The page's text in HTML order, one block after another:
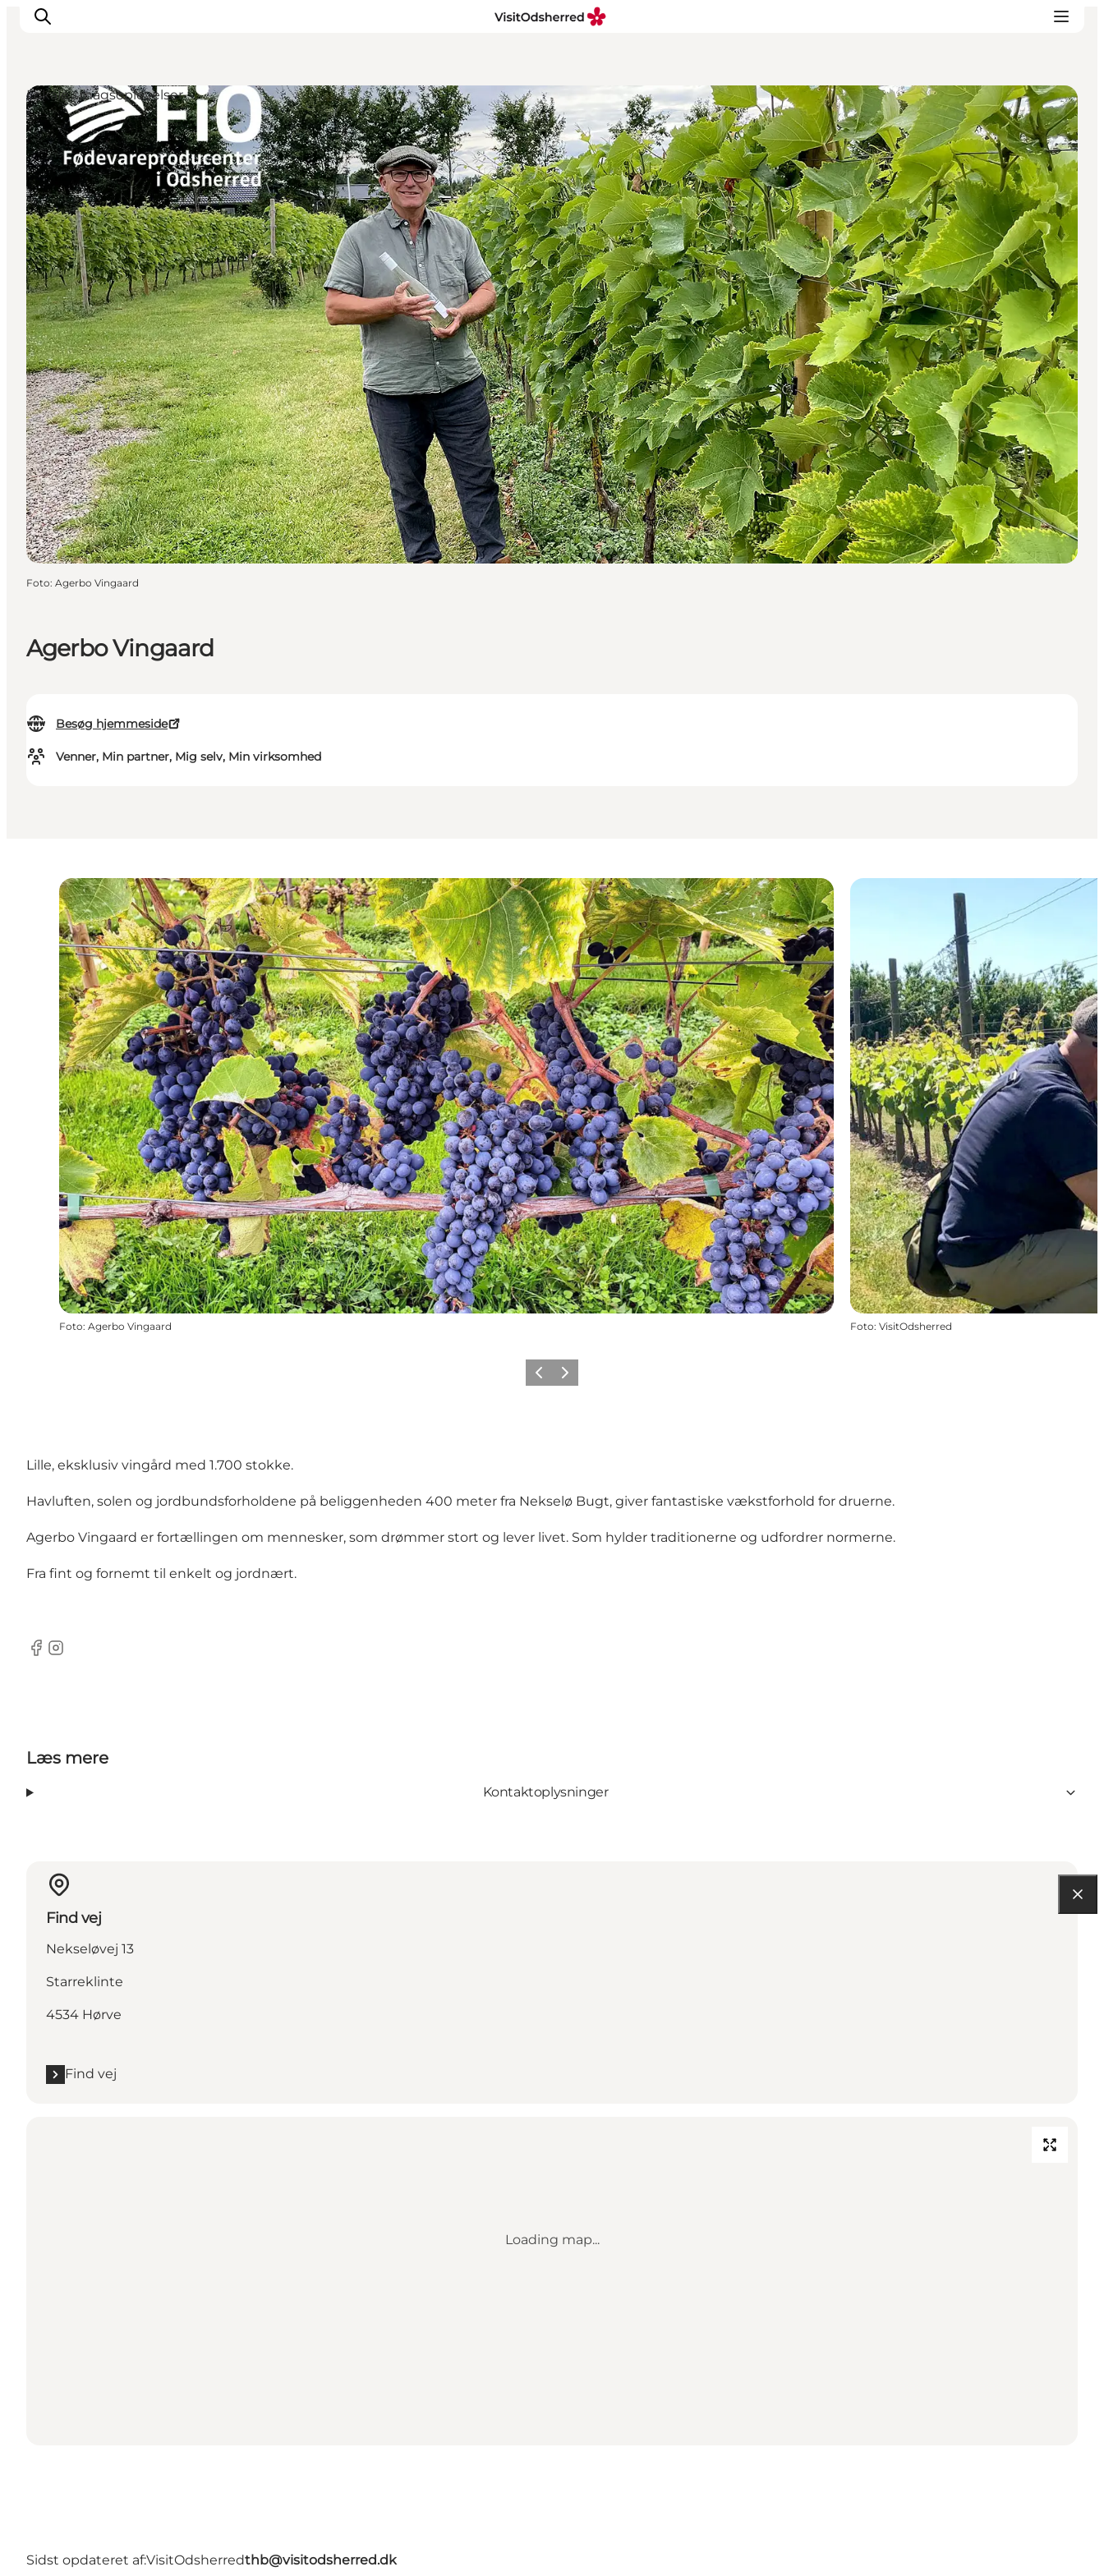
DET SKER
OPLEV
SPIS
OVERNAT
PRAKTISK
NYHEDSBREV
Agerbo Vingaard
Besøg hjemmeside
Venner, Min partner, Mig selv, Min virksomhed
Lokale smagsoplevelser
Foto: Agerbo Vingaard
Foto: Agerbo Vingaard Foto: VisitOdsherred
Forrige billede
Næste billede
Lille, eksklusiv vingård med 1.700 stokke.
Havluften, solen og jordbundsforholdene på beliggenheden 400 meter fra Nekselø Bugt, giver fantastiske vækstforhold for druerne.
Agerbo Vingaard er fortællingen om mennesker, som drømmer stort og lever livet. Som hylder traditionerne og udfordrer normerne.
Fra fint og fornemt til enkelt og jordnært.
Facebook
Instagram
Læs mere
Kontaktoplysninger
Find vej
Nekseløvej 13
Starreklinte
4534 Hørve
Find vej
Loading map...
Sidst opdateret af:VisitOdsherredthb@visitodsherred.dk